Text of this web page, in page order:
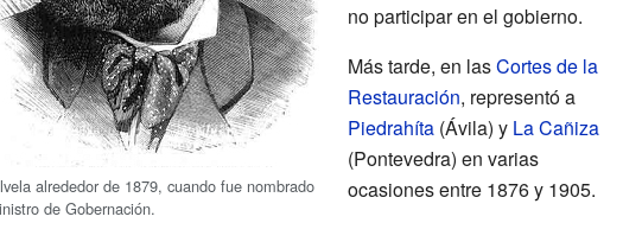
alrededor de 1879, cuando fue nombrado
de Gobernación.
no participar en el gobierno.
Más tarde, en lasCortes de la
Restauración, representó a
Piedrahíta(Ávila) y La Cañiza
(Pontevedra) en varias
ocasiones entre 1876 y 1905.